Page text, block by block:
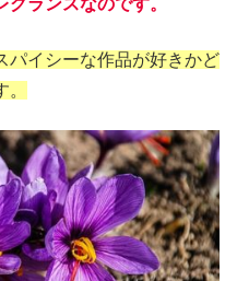
グランスなのです。
パイシーな作品が好きかど